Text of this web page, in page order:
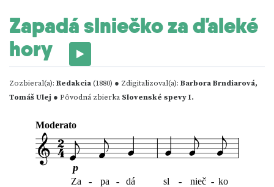
Zapadá slniečko za ďaleké
hory
Zozbieral(a): Redakcia(1880) ● Zdigitalizoval(a): Barbora Brndiarová,
Tomáš Ulej ● Pôvodná zbierka Slovenské spevy I.
Za pa dá sl nieč ko
- - - -
p
Moderato
- - - -